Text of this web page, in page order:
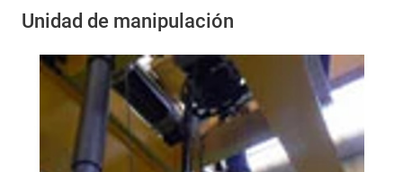
Unidad de manipulación